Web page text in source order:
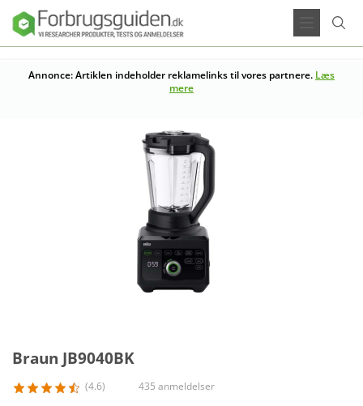
Annonce: Artiklen indeholder reklamelinks til vores partnere. Læs
mere
Braun JB9040BK
(4.6) 435 anmeldelser